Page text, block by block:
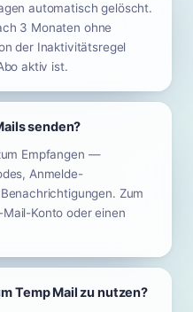
automatisch gelöscht.
3 Monaten ohne
der Inaktivitätsregel
aktiv ist.
senden?
Empfangen —
Anmelde-
Zum
Konto oder einen
Temp Mail zu nutzen?